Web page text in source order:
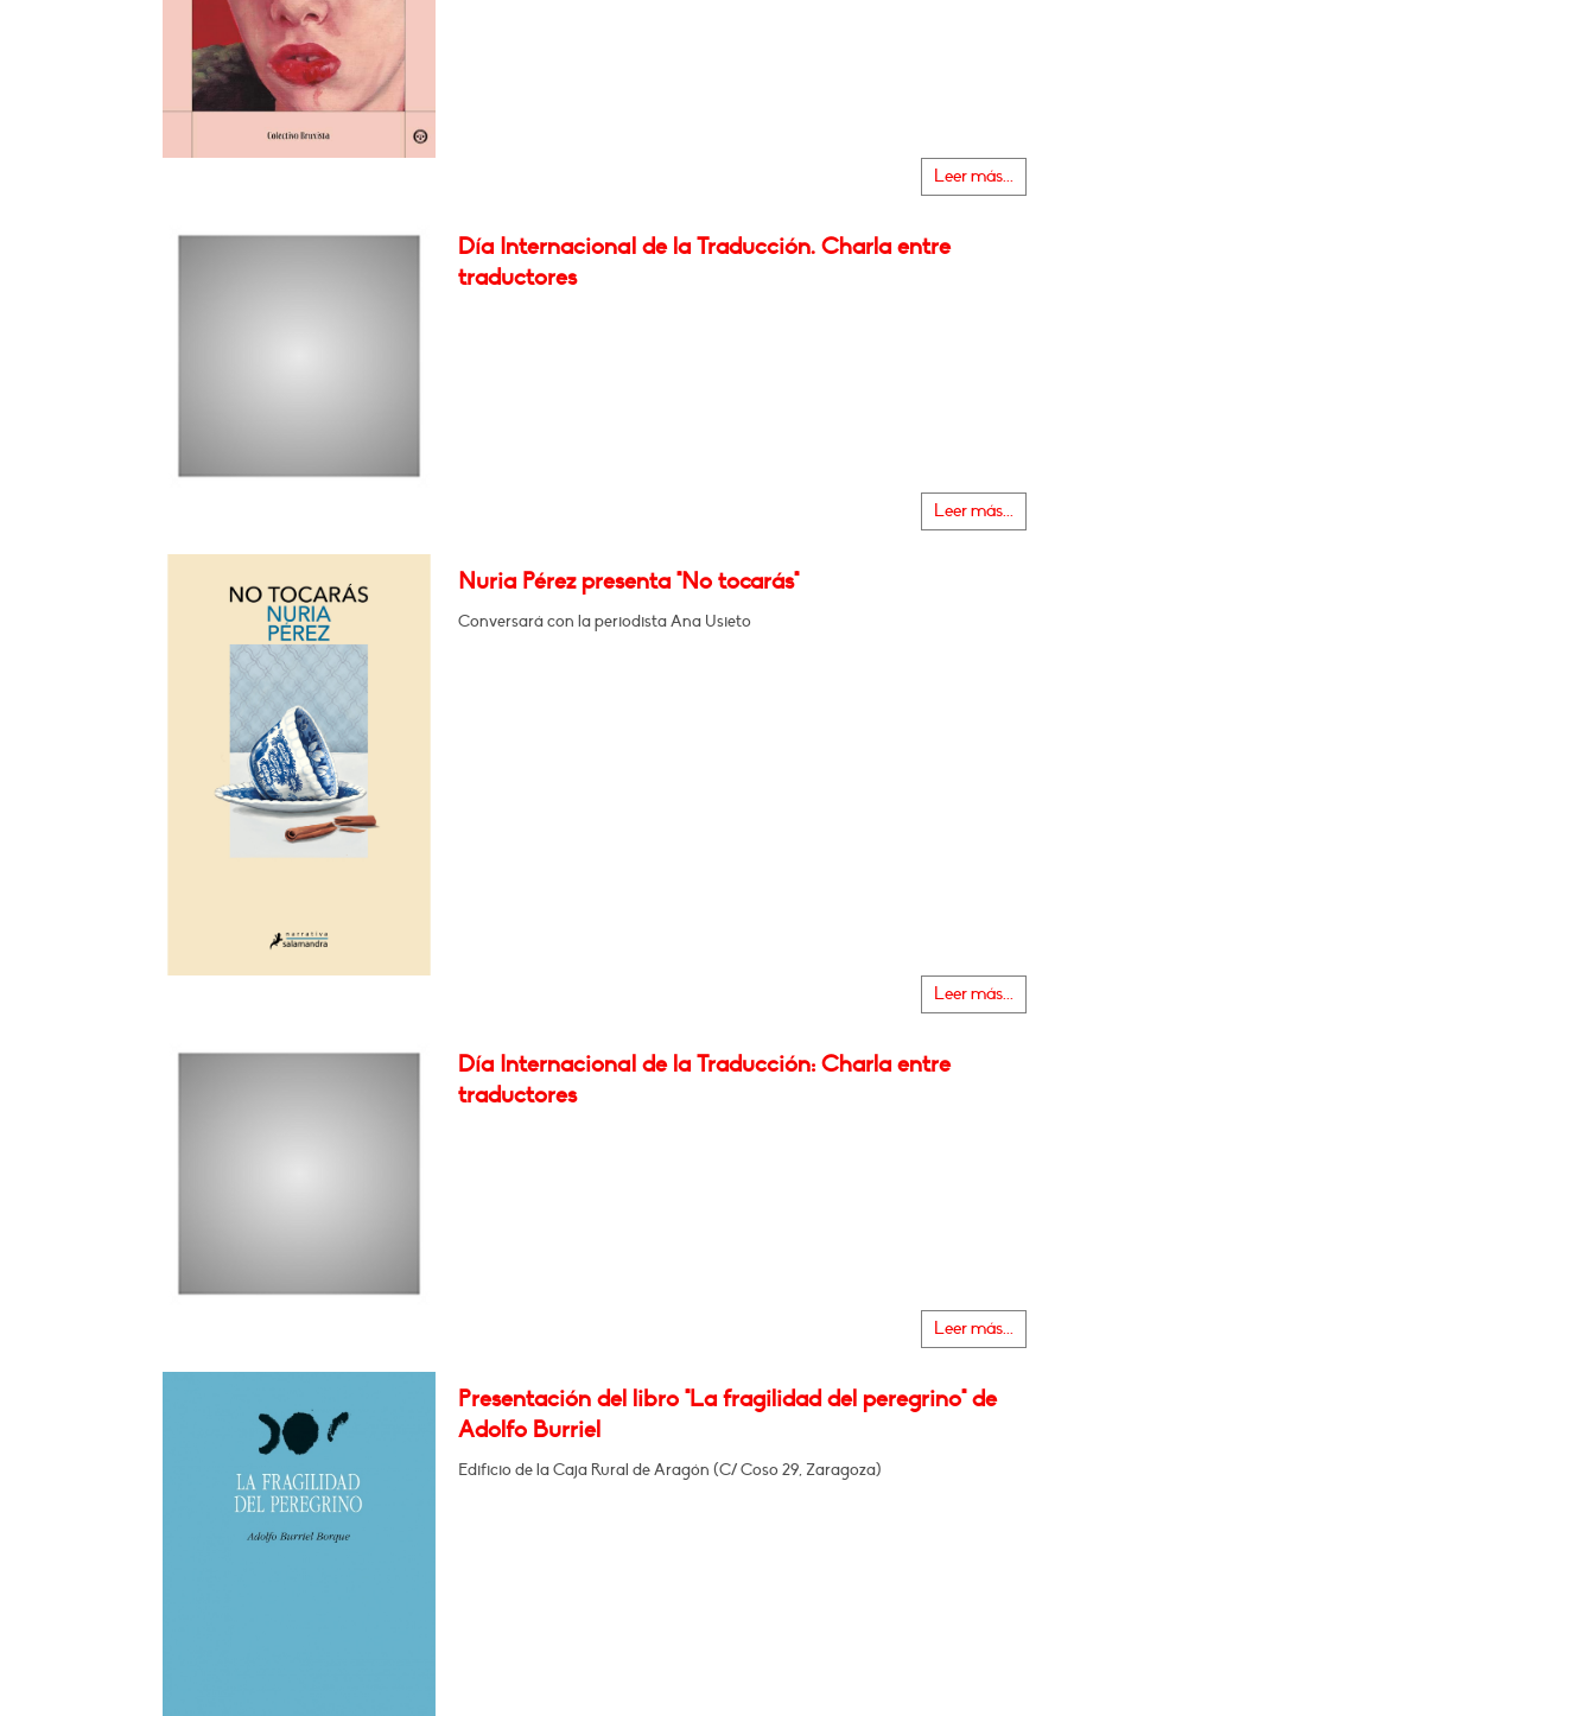
Leer más...
Día Internacional de la Traducción. Charla entre
traductores
Leer más...
Nuria Pérez presenta "No tocarás"
Conversará con la periodista Ana Usieto
Leer más...
Día Internacional de la Traducción: Charla entre
traductores
Leer más...
Presentación del libro "La fragilidad del peregrino" de
Adolfo Burriel
Edificio de la Caja Rural de Aragón (C/ Coso 29, Zaragoza)